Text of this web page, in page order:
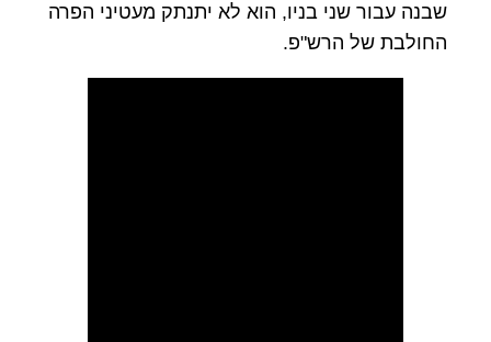
שבנה עבור שני בניו, הוא לא יתנתק מעטיני הפרה
החולבת של הרש"פ.